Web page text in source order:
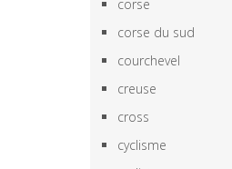
corse
corse du sud
courchevel
creuse
cross
cyclisme